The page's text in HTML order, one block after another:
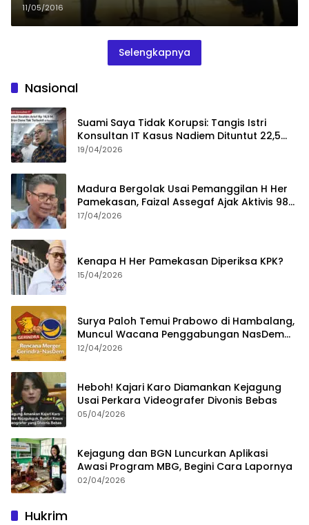
11/05/2016
Selengkapnya
Nasional
Suami Saya Tidak Korupsi: Tangis Istri
Konsultan IT Kasus Nadiem Dituntut 22,5
Tahun
19/04/2026
Madura Bergolak Usai Pemanggilan H Her
Pamekasan, Faizal Assegaf Ajak Aktivis 98
Bongkar Permainan KPK
17/04/2026
Kenapa H Her Pamekasan Diperiksa KPK?
15/04/2026
Surya Paloh Temui Prabowo di Hambalang,
Muncul Wacana Penggabungan NasDem
dan Gerindra
12/04/2026
Heboh! Kajari Karo Diamankan Kejagung
Usai Perkara Videografer Divonis Bebas
05/04/2026
Kejagung dan BGN Luncurkan Aplikasi
Awasi Program MBG, Begini Cara Lapornya
02/04/2026
Hukrim